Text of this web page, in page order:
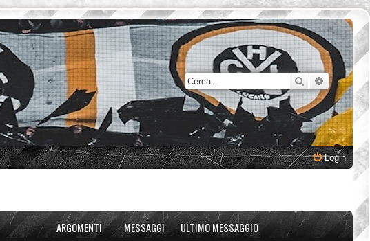
Cerca Ricerca
Login
ARGOMENTI MESSAGGI ULTIMO MESSAGGIO